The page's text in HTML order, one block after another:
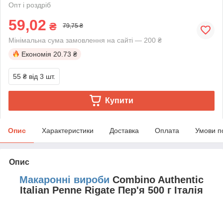
Опт і роздріб
59,02 ₴ 79,75 ₴
Мінімальна сума замовлення на сайті — 200 ₴
Економія 20.73 ₴
55 ₴ від 3 шт.
Купити
Опис Характеристики Доставка Оплата Умови
Опис
Макаронні вироби Combino Authentic
Italian Penne Rigate Пер'я 500 г Італія